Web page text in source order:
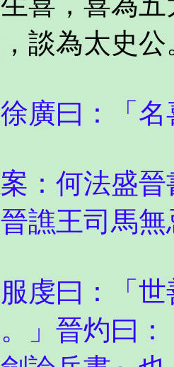
談為太史
徐廣曰：「
案：何法盛
譙王司馬
服虔曰：「
」晉灼曰